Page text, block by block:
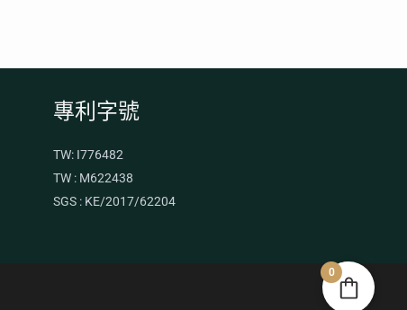
專利字號
TW: I776482
TW : M622438
SGS : KE/2017/62204
0